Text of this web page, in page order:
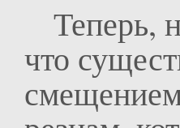
Теперь,
что